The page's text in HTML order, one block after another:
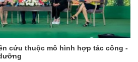
cứu thuộc mô hình hợp tác công -